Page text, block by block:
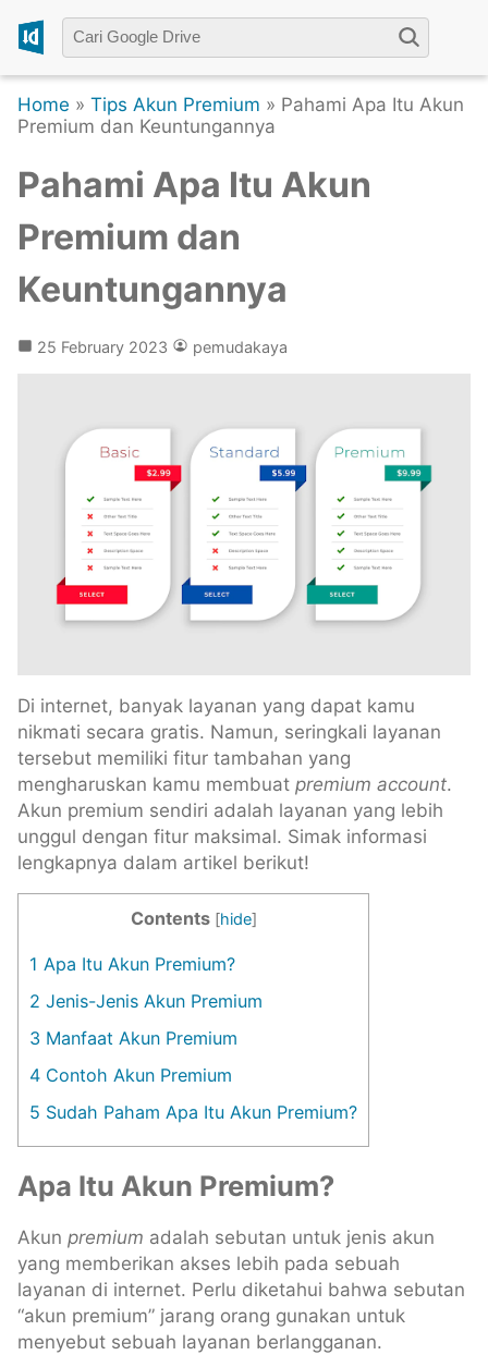
Home » Tips Akun Premium » Pahami Apa Itu Akun
Premium dan Keuntungannya
Pahami Apa Itu Akun
Premium dan
Keuntungannya
25 February 2023 pemudakaya
Di internet, banyak layanan yang dapat kamu
nikmati secara gratis. Namun, seringkali layanan
tersebut memiliki fitur tambahan yang
mengharuskan kamu membuat premium account.
Akun premium sendiri adalah layanan yang lebih
unggul dengan fitur maksimal. Simak informasi
lengkapnya dalam artikel berikut!
Contents [hide]
1 Apa Itu Akun Premium?
2 Jenis-Jenis Akun Premium
3 Manfaat Akun Premium
4 Contoh Akun Premium
5 Sudah Paham Apa Itu Akun Premium?
Apa Itu Akun Premium?
Akun premium adalah sebutan untuk jenis akun
yang memberikan akses lebih pada sebuah
layanan di internet. Perlu diketahui bahwa sebutan
“akun premium” jarang orang gunakan untuk
menyebut sebuah layanan berlangganan.